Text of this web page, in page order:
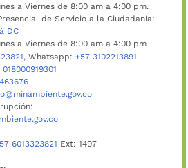
a Viernes de 8:00 am a 4:00 pm.
de Servicio a la Ciudadanía:
DC
a Viernes de 8:00 am a 4:00 pm
, Whatsapp: +57 3102213891
018000919301
6013323821 Ext: 1497